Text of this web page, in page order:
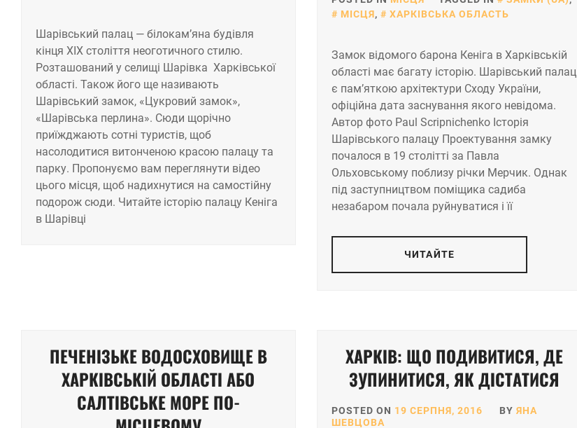
Шарівський палац — білокам’яна будівля
кінця ХІХ століття неоготичного стилю.
Розташований у селищі Шарівка Харківської
області. Також його ще називають
Шарівський замок, «Цукровий замок»,
«Шарівська перлина». Сюди щорічно
приїжджають сотні туристів, щоб
насолодитися витонченою красою палацу та
парку. Пропонуємо вам переглянути відео
цього місця, щоб надихнутися на самостійну
подорож сюди. Читайте історію палацу Кеніга
в Шарівці
МІСЦЯ, ХАРКІВСЬКА ОБЛАСТЬ
Замок відомого барона Кеніга в Харківській
області має багату історію. Шарівський палац
є пам’яткою архітектури Сходу України,
офіційна дата заснування якого невідома.
Автор фото Paul Scripnichenko Історія
Шарівського палацу Проектування замку
почалося в 19 столітті за Павла
Ольховському поблизу річки Мерчик. Однак
під заступництвом поміщика садиба
незабаром почала руйнуватися і її
ЧИТАЙТЕ
ПЕЧЕНІЗЬКЕ ВОДОСХОВИЩЕ В
ХАРКІВСЬКІЙ ОБЛАСТІ АБО
САЛТІВСЬКЕ МОРЕ ПО-
ХАРКІВ: ЩО ПОДИВИТИСЯ, ДЕ
ЗУПИНИТИСЯ, ЯК ДІСТАТИСЯ
POSTED ON 19 СЕРПНЯ, 2016 BY ЯНА
ШЕВЦОВА